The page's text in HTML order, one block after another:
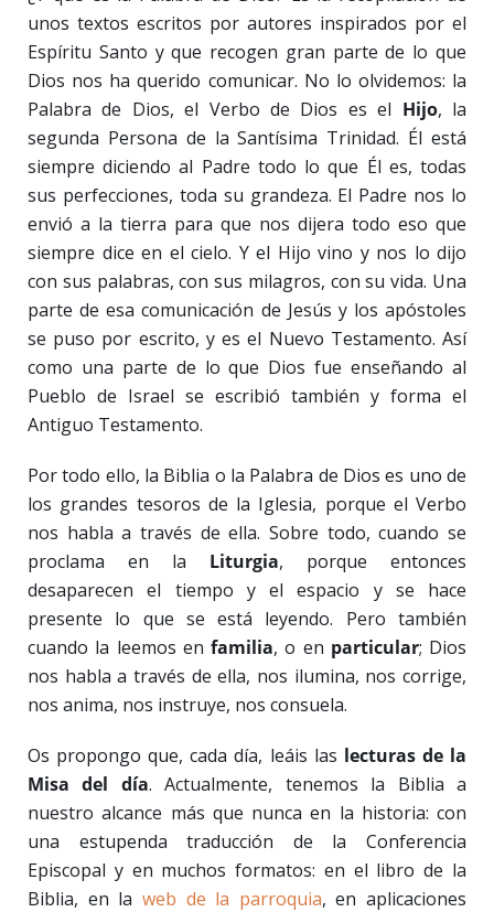
unos textos escritos por autores inspirados por el
Espíritu Santo y que recogen gran parte de lo que
Dios nos ha querido comunicar. No lo olvidemos: la
Palabra de Dios, el Verbo de Dios es el Hijo, la
segunda Persona de la Santísima Trinidad. Él está
siempre diciendo al Padre todo lo que Él es, todas
sus perfecciones, toda su grandeza. El Padre nos lo
envió a la tierra para que nos dijera todo eso que
siempre dice en el cielo. Y el Hijo vino y nos lo dijo
con sus palabras, con sus milagros, con su vida. Una
parte de esa comunicación de Jesús y los apóstoles
se puso por escrito, y es el Nuevo Testamento. Así
como una parte de lo que Dios fue enseñando al
Pueblo de Israel se escribió también y forma el
Antiguo Testamento.
Por todo ello, la Biblia o la Palabra de Dios es uno de
los grandes tesoros de la Iglesia, porque el Verbo
nos habla a través de ella. Sobre todo, cuando se
proclama en la Liturgia, porque entonces
desaparecen el tiempo y el espacio y se hace
presente lo que se está leyendo. Pero también
cuando la leemos en familia, o en particular; Dios
nos habla a través de ella, nos ilumina, nos corrige,
nos anima, nos instruye, nos consuela.
Os propongo que, cada día, leáis las lecturas de la
Misa del día. Actualmente, tenemos la Biblia a
nuestro alcance más que nunca en la historia: con
una estupenda traducción de la Conferencia
Episcopal y en muchos formatos: en el libro de la
Biblia, en la web de la parroquia, en aplicaciones